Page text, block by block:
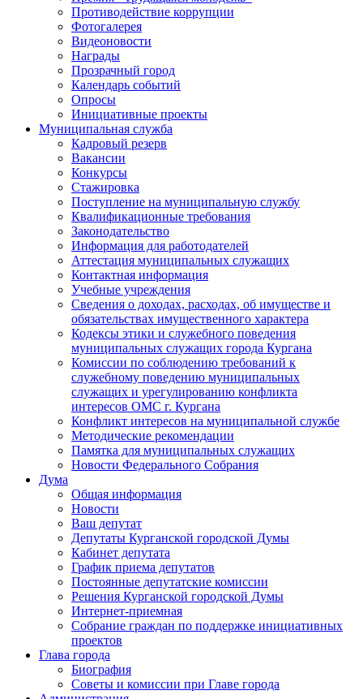
Противодействие коррупции
Фотогалерея
Видеоновости
Награды
Прозрачный город
Календарь событий
Опросы
Инициативные проекты
Муниципальная служба
Кадровый резерв
Вакансии
Конкурсы
Стажировка
Поступление на муниципальную службу
Квалификационные требования
Законодательство
Информация для работодателей
Аттестация муниципальных служащих
Контактная информация
Учебные учреждения
Сведения о доходах, расходах, об имуществе и
обязательствах имущественного характера
Кодексы этики и служебного поведения
муниципальных служащих города Кургана
Комиссии по соблюдению требований к
служебному поведению муниципальных
служащих и урегулированию конфликта
интересов ОМС г. Кургана
Конфликт интересов на муниципальной службе
Методические рекомендации
Памятка для муниципальных служащих
Новости Федерального Cобрания
Дума
Общая информация
Новости
Ваш депутат
Депутаты Курганской городской Думы
Кабинет депутата
График приема депутатов
Постоянные депутатские комиссии
Решения Курганской городской Думы
Интернет-приемная
Собрание граждан по поддержке инициативных
проектов
Глава города
Биография
Советы и комиссии при Главе города